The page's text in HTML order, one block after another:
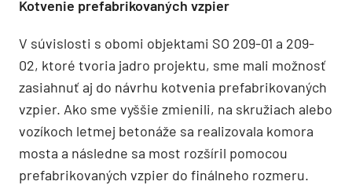
Kotvenie prefabrikovaných vzpier
V súvislosti s obomi objektami SO 209-01 a 209-
02, ktoré tvoria jadro projektu, sme mali možnosť
zasiahnuť aj do návrhu kotvenia prefabrikovaných
vzpier. Ako sme vyššie zmienili, na skružiach alebo
vozíkoch letmej betonáže sa realizovala komora
mosta a následne sa most rozšíril pomocou
prefabrikovaných vzpier do finálneho rozmeru.